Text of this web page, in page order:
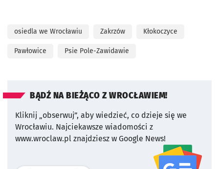
osiedla we Wrocławiu Zakrzów Kłokoczyce
Pawłowice Psie Pole-Zawidawie
BĄDŹ NA BIEŻĄCO Z WROCŁAWIEM!
Kliknij „obserwuj”, aby wiedzieć, co dzieje się we
Wrocławiu. Najciekawsze wiadomości z
www.wroclaw.pl znajdziesz w Google News!